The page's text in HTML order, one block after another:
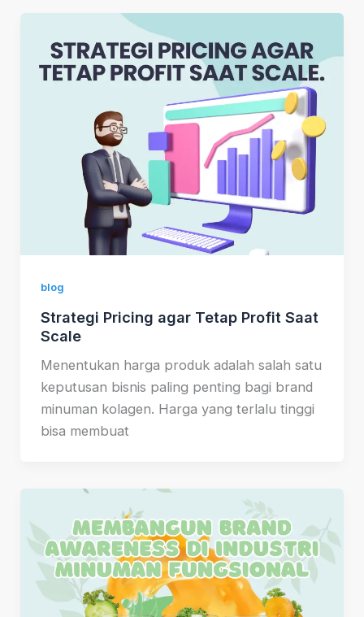
blog
Strategi Pricing agar Tetap Profit Saat
Scale
Menentukan harga produk adalah salah satu
keputusan bisnis paling penting bagi brand
minuman kolagen. Harga yang terlalu tinggi
bisa membuat